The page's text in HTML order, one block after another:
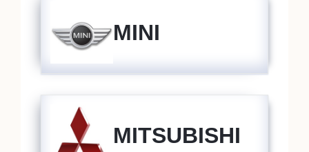
MINI
MITSUBISHI